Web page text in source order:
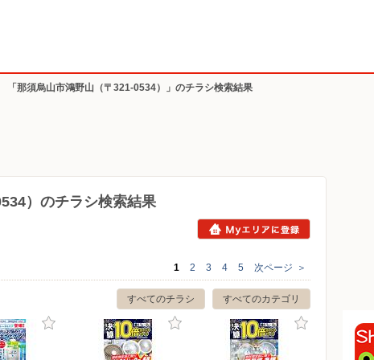
「那須烏山市鴻野山（〒321-0534）」のチラシ検索結果
）のチラシ検索結果
1 2 3 4 5 次ページ ＞
すべてのカテゴリ
すべてのチラシ